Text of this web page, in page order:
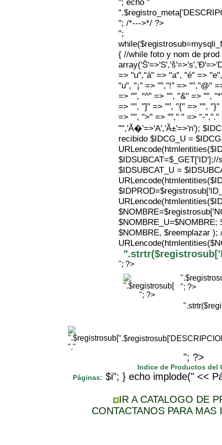
"; echo "
"; /*--->*/ ?>
";
{ //while foto y nom de
=> "u","á" => "a", "é" =>
"u", "¡" => "","!" => "","@"
=> "", "^" => "", "&" => "",
=> "", "]" => "", "{" => "",
=> "", ">" => ""," " => "-","."
"",'Ã�'=>'A','Ã±'=>'n');
recibido $IDCG_U =
$IDSUBCAT_U =
$NOMBRE, $reemplazar );
"; ?>
"; ?>
"; ?>
"."
"; ?>
Indice de Productos del
Páginas: $i"; } echo implode(" <<
IR A CATALOGO DE
CONTACTANOS PARA